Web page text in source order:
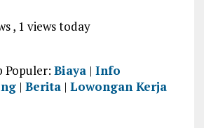
, 1 views today
Populer:Biaya |Info
|Berita |Lowongan Kerja